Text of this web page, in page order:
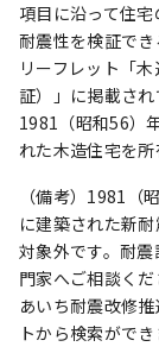
項目に沿って住
耐震性を検証で
リーフレット「
証）」に掲載され
1981（昭和56）
れた木造住宅を所
（備考）1981（
に建築された新
対象外です。耐
門家へご相談くだ
あいち耐震改修
トから検索ができ